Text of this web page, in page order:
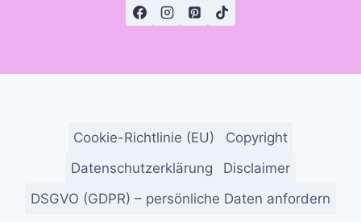
Cookie-Richtlinie (EU)
Copyright
Datenschutzerklärung
Disclaimer
DSGVO (GDPR) – persönliche Daten anfordern